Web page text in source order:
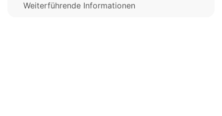
Weiterführende Informationen